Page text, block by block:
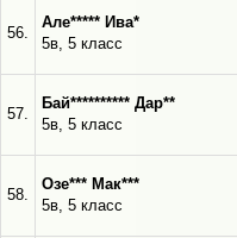
56.
Але***** Ива*
5в, 5 класс
57.
Бай********** Дар**
5в, 5 класс
58.
Озе*** Мак***
5в, 5 класс